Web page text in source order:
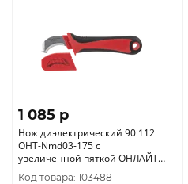
1 085 p
Нож диэлектрический 90 112
OHT-Nmd03-175 с
увеличенной пяткой ОНЛАЙТ
90112
Код товара: 103488